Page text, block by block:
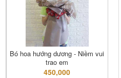
Bó hoa hướng dương - Niềm vui
trao em
450,000